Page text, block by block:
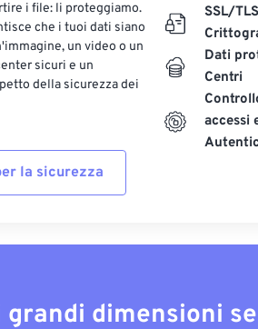
i file: li proteggiamo.
che i tuoi dati siano
un video o un
sicuri e un
della sicurezza dei
la sicurezza
SSL/TLS
Dati
Centri
accessi
dimensioni